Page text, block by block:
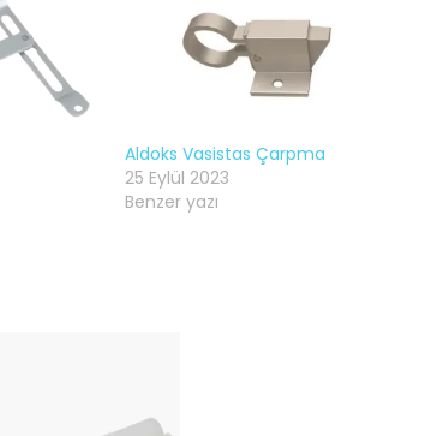
Aldoks Vasistas Çarpma
25 Eylül 2023
Benzer yazı